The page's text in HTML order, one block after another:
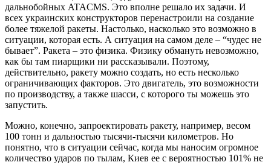
дальнобойных ATACMS. Это вполне решало их задачи. И
всех украинских конструкторов перенастроили на создание
более тяжелой ракеты. Настолько, насколько это возможно в
ситуации, которая есть. А ситуация на самом деле – “чудес не
бывает”. Ракета – это физика. Физику обмануть невозможно,
как бы там пиарщики ни рассказывали. Поэтому,
действительно, ракету можно создать, но есть несколько
ограничивающих факторов. Это двигатель, это возможности
по производству, а также шасси, с которого ты можешь это
запустить.
Можно, конечно, запроектировать ракету, например, весом
100 тонн и дальностью тысячи-тысячи километров. Но
понятно, что в ситуации сейчас, когда мы наносим огромное
количество ударов по тылам, Киев ее с вероятностью 101% не